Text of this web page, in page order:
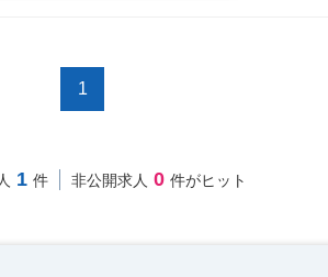
1
1 件 非公開求人 0 件がヒット